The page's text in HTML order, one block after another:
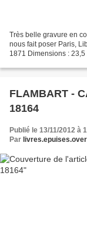
Très belle gravure en
nous fait poser Paris,
1871 Dimensions :
FLAMBART -
18164
Publié le 13/11/2012 à
Par